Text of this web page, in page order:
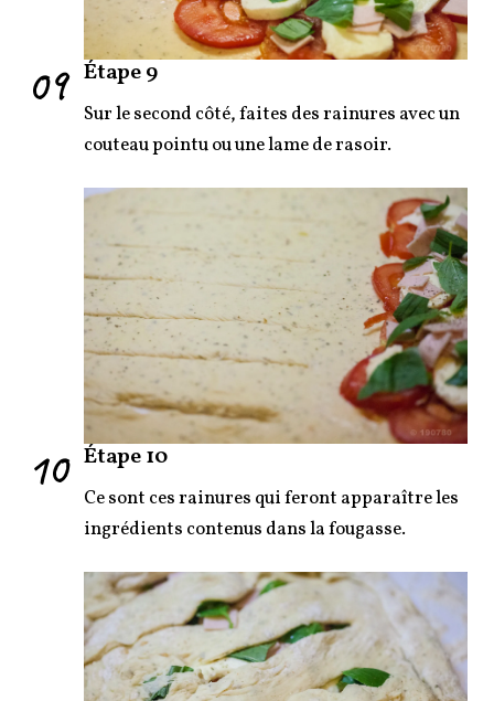
09 Étape 9
Sur le second côté, faites des rainures avec un
couteau pointu ou une lame de rasoir.
10 Étape 10
Ce sont ces rainures qui feront apparaître les
ingrédients contenus dans la fougasse.